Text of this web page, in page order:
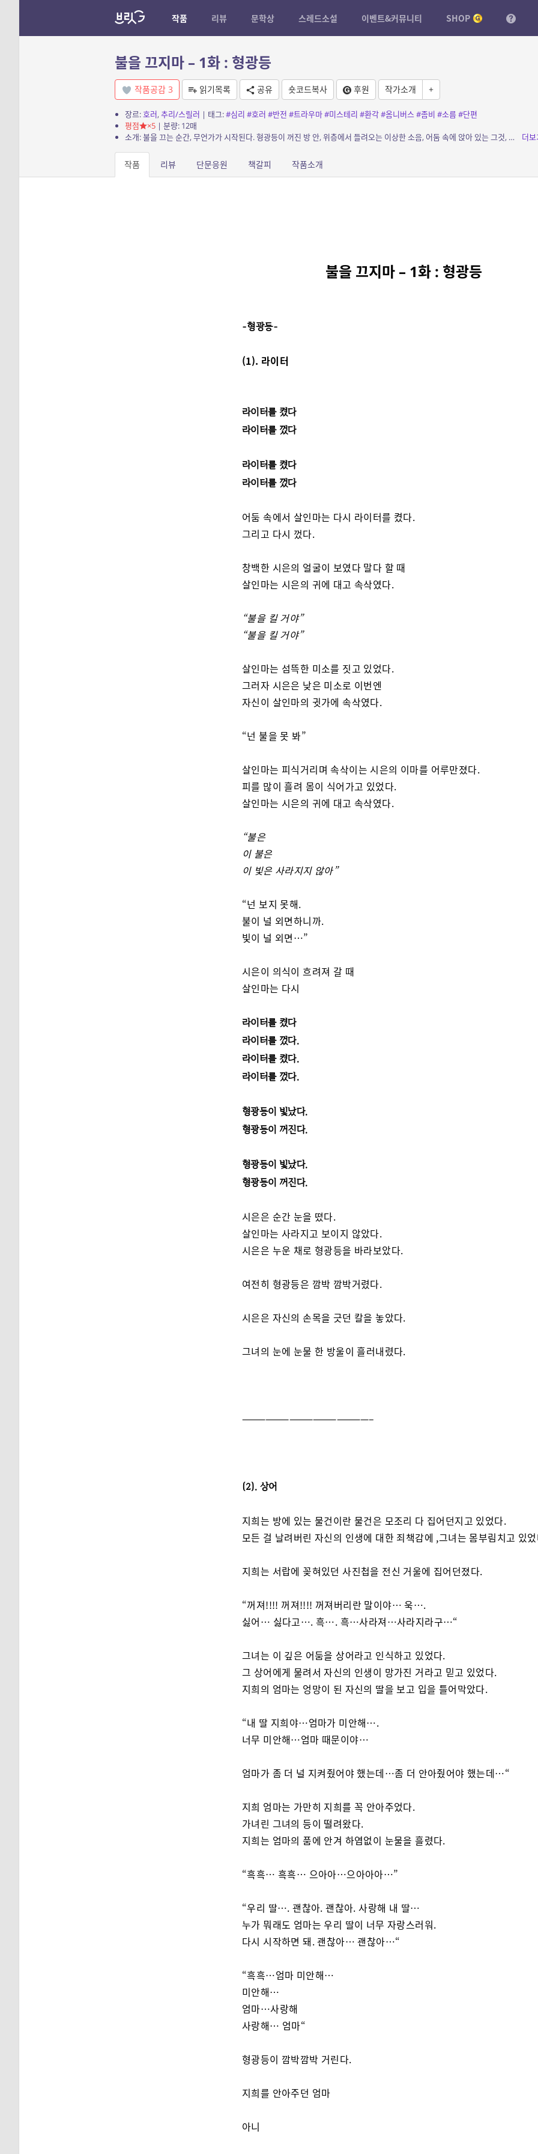
작품 리뷰 문학상 스레드소설 이벤트&커뮤니티 SHOP
불을 끄지마 – 1화 : 형광등
작품공감 3 읽기목록 공유 숏코드복사 후원 작가소개 +
장르:호러, 추리/스릴러 | 태그:#심리 #호러 #반전 #트라우마#미스테리 #환각#옴니버스#좀비 #소름#단편
평점
×5| 분량: 12매
소개: 불을 끄는 순간, 무언가가 시작된다. 형광등이 꺼진 방 안, 위층에서 들려오는 이상한 소음, 어둠 속에 앉아 있는 그것, 그리고 나를 지켜보고 있는 시선. 일상이라는 가장 무서운 ...
더
작품 리뷰 단문응원 책갈피 작품소개
불을 끄지마 – 1화 : 형광등
-형광등-
(1). 라이터
라이터를 켰다
라이터를 껐다
라이터를 켰다
라이터를 껐다
어둠 속에서 살인마는 다시 라이터를 켰다.
그리고 다시 껐다.
창백한 시은의 얼굴이 보였다 말다 할 때
살인마는 시은의 귀에 대고 속삭였다.
“불을 킬 거야”
“불을 킬 거야”
살인마는 섬뜩한 미소를 짓고 있었다.
그러자 시은은 낮은 미소로 이번엔
자신이 살인마의 귓가에 속삭였다.
“넌 불을 못 봐”
살인마는 피식거리며 속삭이는 시은의 이마를 어루만졌다.
피를 많이 흘려 몸이 식어가고 있었다.
살인마는 시은의 귀에 대고 속삭였다.
“불은
이 불은
이 빛은 사라지지 않아”
“넌 보지 못해.
불이 널 외면하니까.
빛이 널 외면…”
시은이 의식이 흐려져 갈 때
살인마는 다시
라이터를 켰다
라이터를 껐다.
라이터를 켰다.
라이터를 껐다.
형광등이 빛났다.
형광등이 꺼진다.
형광등이 빛났다.
형광등이 꺼진다.
시은은 순간 눈을 떴다.
살인마는 사라지고 보이지 않았다.
시은은 누운 채로 형광등을 바라보았다.
여전히 형광등은 깜박 깜박거렸다.
시은은 자신의 손목을 긋던 칼을 놓았다.
그녀의 눈에 눈물 한 방울이 흘러내렸다.
————————————————–
(2). 상어
지희는 방에 있는 물건이란 물건은 모조리 다 집어던지고 있었다.
모든 걸 날려버린 자신의 인생에 대한 죄책감에 ,그녀는 몸부림치고 있
지희는 서랍에 꽂혀있던 사진첩을 전신 거울에 집어던졌다.
“꺼져!!!! 꺼져!!!! 꺼져버리란 말이야… 욱….
싫어… 싫다고…. 흑…. 흑…사라져…사라지라구…“
그녀는 이 깊은 어둠을 상어라고 인식하고 있었다.
그 상어에게 물려서 자신의 인생이 망가진 거라고 믿고 있었다.
지희의 엄마는 엉망이 된 자신의 딸을 보고 입을 틀어막았다.
“내 딸 지희야…엄마가 미안해….
너무 미안해…엄마 때문이야…
엄마가 좀 더 널 지켜줬어야 했는데…좀 더 안아줬어야 했는데…“
지희 엄마는 가만히 지희를 꼭 안아주었다.
가녀린 그녀의 등이 떨려왔다.
지희는 엄마의 품에 안겨 하염없이 눈물을 흘렸다.
“흑흑… 흑흑… 으아아…으아아아…”
“우리 딸…. 괜찮아. 괜찮아. 사랑해 내 딸…
누가 뭐래도 엄마는 우리 딸이 너무 자랑스러워.
다시 시작하면 돼. 괜찮아… 괜찮아…“
“흑흑…엄마 미안해…
미안해…
엄마…사랑해
사랑해… 엄마“
형광등이 깜박깜박 거린다.
지희를 안아주던 엄마
아니